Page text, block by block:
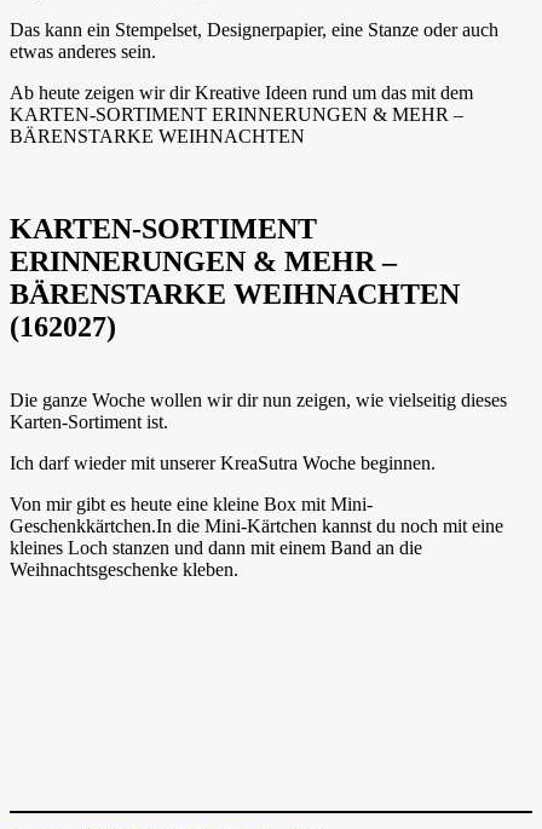
Das kann ein Stempelset, Designerpapier, eine Stanze oder auch
etwas anderes sein.
Ab heute zeigen wir dir Kreative Ideen rund um das mit dem
KARTEN-SORTIMENT ERINNERUNGEN & MEHR –
BÄRENSTARKE WEIHNACHTEN
KARTEN-SORTIMENT
ERINNERUNGEN & MEHR –
BÄRENSTARKE WEIHNACHTEN
(162027)
Die ganze Woche wollen wir dir nun zeigen, wie vielseitig dieses
Karten-Sortiment ist.
Ich darf wieder mit unserer KreaSutra Woche beginnen.
Von mir gibt es heute eine kleine Box mit Mini-
Geschenkkärtchen.In die Mini-Kärtchen kannst du noch mit eine
kleines Loch stanzen und dann mit einem Band an die
Weihnachtsgeschenke kleben.